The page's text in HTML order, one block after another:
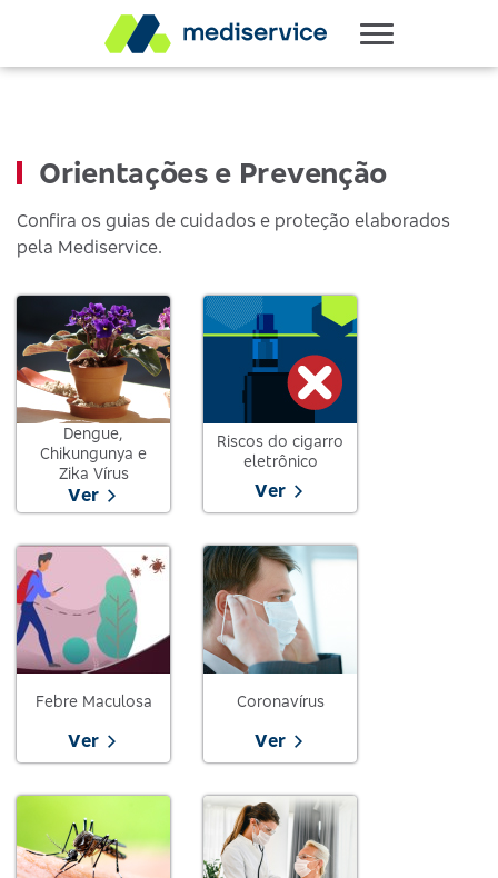
Orientações e Prevenção
Confira os guias de cuidados e proteção elaborados
pela Mediservice.
Dengue,
Chikungunya e
Zika Vírus
Ver
Riscos do cigarro
eletrônico
Ver
Febre Maculosa
Ver
Coronavírus
Ver